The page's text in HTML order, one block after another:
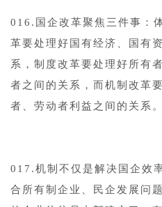
016.国企改革聚焦三件事：
革要处理好国有经济、国有
系，制度改革要处理好所有
者之间的关系，而机制改革
者、劳动者利益之间的关系。
017.机制不仅是解决国企效
合所有制企业、民企发展问